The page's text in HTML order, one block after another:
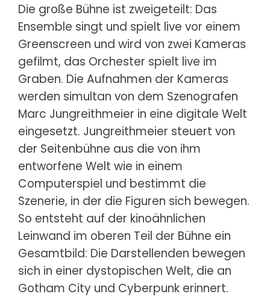
Die große Bühne ist zweigeteilt: Das
Ensemble singt und spielt live vor einem
Greenscreen und wird von zwei Kameras
gefilmt, das Orchester spielt live im
Graben. Die Aufnahmen der Kameras
werden simultan von dem Szenografen
Marc Jungreithmeier in eine digitale Welt
eingesetzt. Jungreithmeier steuert von
der Seitenbühne aus die von ihm
entworfene Welt wie in einem
Computerspiel und bestimmt die
Szenerie, in der die Figuren sich bewegen.
So entsteht auf der kinoähnlichen
Leinwand im oberen Teil der Bühne ein
Gesamtbild: Die Darstellenden bewegen
sich in einer dystopischen Welt, die an
Gotham City und Cyberpunk erinnert.